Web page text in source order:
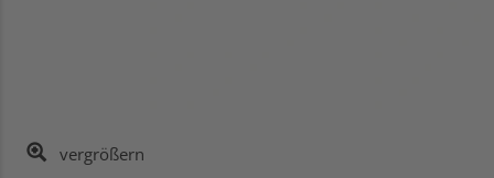
vergrößern